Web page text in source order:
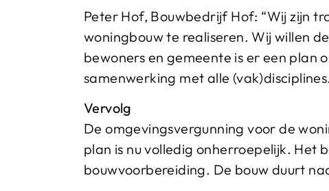
Peter Hof, Bouwbedrijf Hof: “Wij zijn
woningbouw te realiseren. Wij willen
bewoners en gemeente is er een plan
samenwerking met alle
Vervolg
De omgevingsvergunning voor de
plan is nu volledig onherroepelijk. Het
bouwvoorbereiding. De bouw duurt